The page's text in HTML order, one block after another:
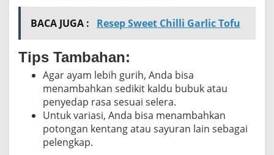
BACA JUGA : Resep Sweet Chilli Garlic Tofu
Tips Tambahan:
Agar ayam lebih gurih, Anda bisa
menambahkan sedikit kaldu bubuk atau
penyedap rasa sesuai selera.
Untuk variasi, Anda bisa menambahkan
potongan kentang atau sayuran lain sebagai
pelengkap.